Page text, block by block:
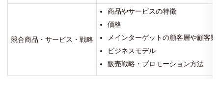
競合商品・サービス・戦略
商品やサービスの特徴
価格
メインターゲットの顧客層や顧客数
ビジネスモデル
販売戦略・プロモーション方法